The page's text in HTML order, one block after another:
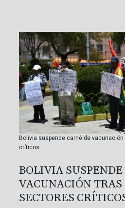
Bolivia suspende carné de
críticos
BOLIVIA
VACUNACIÓN TRAS
SECTORES